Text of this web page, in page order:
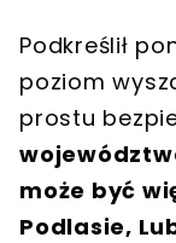
Podkreślił
poziom
prostu
może być
Podlasie,